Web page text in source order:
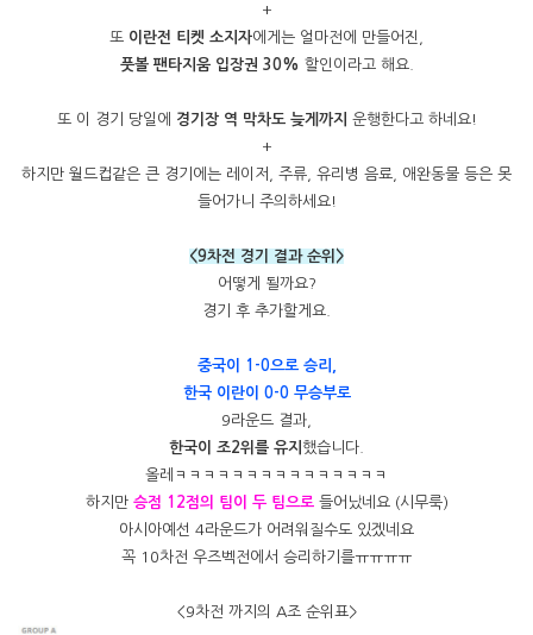
+
또 이란전 티켓 소지자에게는 얼마전에 만들어진,
풋볼 팬타지움 입장권 30% 할인이라고 해요.
또 이 경기 당일에 경기장 역 막차도 늦게까지
운행한다고 하네요!
+
하지만 월드컵같은 큰 경기에는 레이저, 주류, 유리병 음료, 애완동물 등은 못
들어가니 주의하세요!
<9차전 경기 결과 순위>
어떻게 될까요?
경기 후 추가할게요.
중국이 1-0으로 승리,
한국 이란이 0-0 무승부로
9라운드 결과,
한국이 조2위를 유지 했습니다.
올레ㅋㅋㅋㅋㅋㅋㅋㅋㅋㅋㅋㅋㅋㅋㅋ
하지만 승점 12점의 팀이 두 팀으로 들어났네요 (시무룩)
아시아예선 4라운드가 어려워질수도 있겠네요
꼭 10차전 우즈벡전에서 승리하기를ㅠㅠㅠㅠ
<9차전 까지의 A조 순위표>